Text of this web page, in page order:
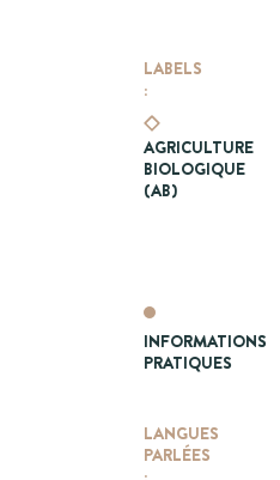
LABELS
:
AGRICULTURE
BIOLOGIQUE
(AB)
INFORMATIONS
PRATIQUES
LANGUES
PARLÉES